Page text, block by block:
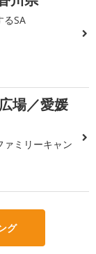
るSA
場／愛媛
ァミリーキャン
グ